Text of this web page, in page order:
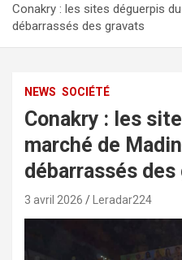
Conakry : les sites déguerpis
débarrassés des gravats
NEWS SOCIÉTÉ
Conakry : les
marché de
débarrassés
3 avril 2026 Leradar224